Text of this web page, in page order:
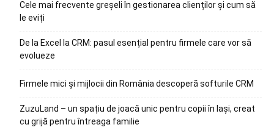
Cele mai frecvente greșeli în gestionarea clienților și cum să
le eviți
De la Excel la CRM: pasul esențial pentru firmele care vor să
evolueze
Firmele mici și mijlocii din România descoperă softurile CRM
ZuzuLand – un spațiu de joacă unic pentru copii în Iași, creat
cu grijă pentru întreaga familie